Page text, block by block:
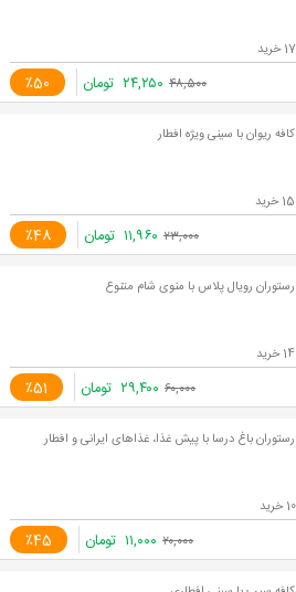
٪50 ۴۸,۵۰۰ ۲۴,۲۵۰ تومان
کافه ریوان با سینی ویژه افطار
٪48 ۲۳,۰۰۰ ۱۱,۹۶۰ تومان
رستوران رویال پلاس با منوی شام متنوع
٪51 ۶۰,۰۰۰ ۲۹,۴۰۰ تومان
رستوران باغ درسا با پیش غذا، غذاهای ایرانی و افطار
٪45 ۲۰,۰۰۰ ۱۱,۰۰۰ تومان